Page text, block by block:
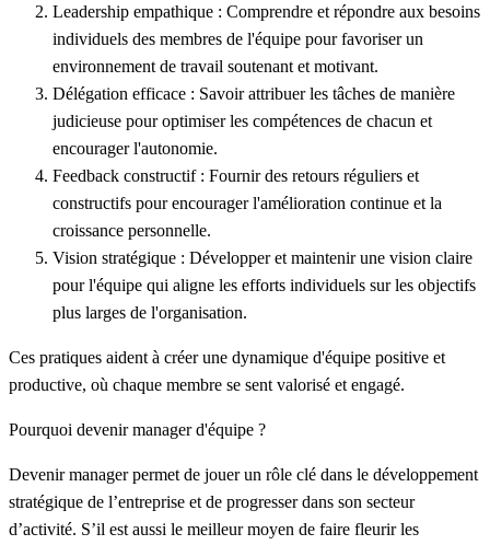
Leadership empathique : Comprendre et répondre aux besoins
individuels des membres de l'équipe pour favoriser un
environnement de travail soutenant et motivant.
Délégation efficace : Savoir attribuer les tâches de manière
judicieuse pour optimiser les compétences de chacun et
encourager l'autonomie.
Feedback constructif: Fournir des retours réguliers et
constructifs pour encourager l'amélioration continue et la
croissance personnelle.
Vision stratégique : Développer et maintenir une vision claire
pour l'équipe qui aligne les efforts individuels sur les objectifs
plus larges de l'organisation.
Ces pratiques aident à créer une dynamique d'équipe positive et
productive, où chaque membre se sent valorisé et engagé.
Pourquoi devenir manager d'équipe ?
Devenir manager permet de jouer un rôle clé dans le développement
stratégique de l’entreprise et de progresser dans son secteur
d’activité. S’il est aussi le meilleur moyen de faire fleurir les